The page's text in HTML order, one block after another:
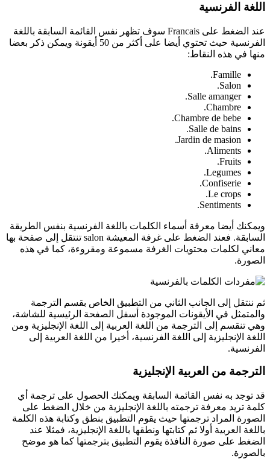
اللغة الفرنسية
عند الضغط على Francais سوف تظهر نفس القائمة السابقة باللغة
الفرنسية حيث تحتوي أيضا على أكثر من 50 أيقونة ويمكن ذكر بعضا
منها في هذه النقاط:
Famille.
Salon.
Salle amanger.
Chambre.
Chambre de bebe.
Salle de bains.
Jardin de masion.
Aliments.
Fruits.
Legumes.
Confiserie.
Le crops.
Sentiments.
ويمكنك أيضا معرفة أسماء الكلمات باللغة الفرنسية بنفس الطريقة
السابقة. فعند الضغط على غرفة المعيشة salon تنتقل إلى صفحة بها
معاني لكلمات محتويات الغرفة مسموعة ومقروءة، كما في هذه
الصورة.
ثم ننتقل إلى الجانب الثاني من التطبيق الخاص بقسم الترجمة
والمتمثل في الأيقونات الموجودة أسفل الصفحة الرئيسية للشاشة،
وهي تنقسم إلى الترجمة من اللغة العربية إلى اللغة الإنجليزية ومن
اللغة الإنجليزية إلى اللغة الفرنسية، أخيرا من اللغة العربية إلى
الفرنسية.
الترجمة من العربية الإنجليزية
قد توجد به نفس القائمة السابقة ويمكنك الحصول على ترجمة أي
كلمة تريد معرفة ترجمته باللغة الإنجليزية من خلال الضغط على
الصورة المراد ترجمتها حيث يقوم التطبيق بنطق وكتابة هذه الكلمة
باللغة العربية أولا ثم كتابتها ونطقها باللغة الإنجليزية، فمثلا عند
الضغط على صورة النافذة يقوم التطبيق بترجمتها كما هو موضح
بالصورة.